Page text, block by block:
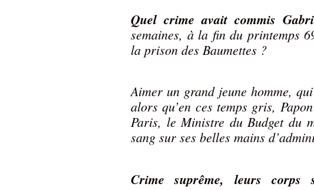
Quel crime avait commis
semaines, à la fin du printemps
la prison des Baumettes ?
Aimer un grand jeune homme,
alors qu’en ces temps gris,
Paris, le Ministre du Budget du
sang sur ses belles mains
Crime suprême, leurs corps